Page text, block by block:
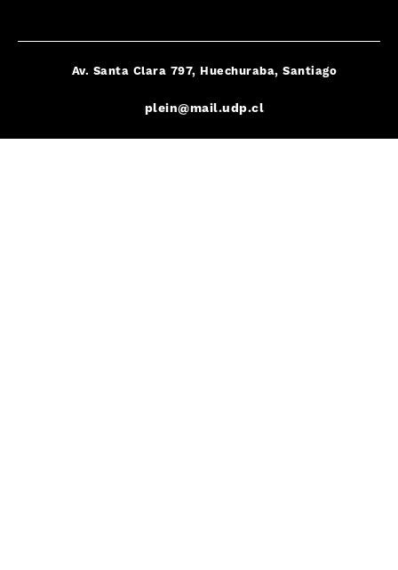
Av. Santa Clara 797, Huechuraba, Santiago
plein@mail.udp.cl